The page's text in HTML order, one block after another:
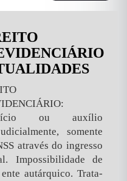
ou auxílio
somente
através do ingresso
Impossibilidade de
autárquico. Trata-